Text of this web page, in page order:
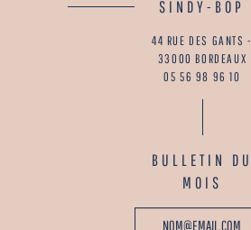
SINDY-BOP
44 RUE DES GANTS -
33000 BORDEAUX
05 56 98 96 10
BULLETIN DU
MOIS